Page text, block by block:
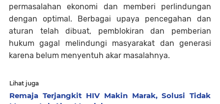
permasalahan ekonomi dan memberi perlindungan
dengan optimal. Berbagai upaya pencegahan dan
aturan telah dibuat, pemblokiran dan pemberian
hukum gagal melindungi masyarakat dan generasi
karena belum menyentuh akar masalahnya.
Lihat juga
Remaja Terjangkit HIV Makin Marak, Solusi Tidak